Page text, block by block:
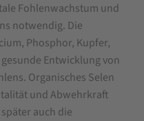
Fohlenwachstum und
notwendig. Die
Phosphor, Kupfer,
Entwicklung von
Organisches Selen
und Abwehrkraft
auch die